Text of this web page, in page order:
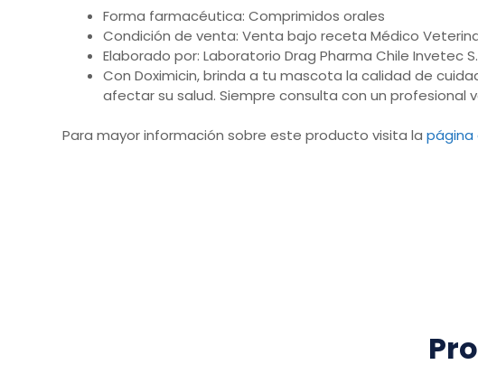
Forma farmacéutica: Comprimidos orales
Condición de venta: Venta bajo receta Médico
Elaborado por: Laboratorio Drag Pharma Chile Invetec
Con Doximicin, brinda a tu mascota la calidad de
afectar su salud. Siempre consulta con un profesional
Para mayor información sobre este producto visita la página